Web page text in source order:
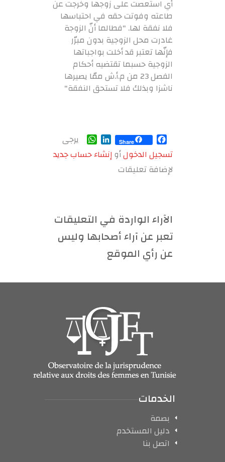
أي استعصت على زوجها وخرجت عن
طاعته وفوتت حقه في احتباسها
فلا نفقة لها. "فطالما أنّ الزوجة
غادرت محل الزوجية بدون مبرّر
فإنّها تعتبر قد أخلت بواجباتها
الزوجية حسبما تقتضيه أحكام
الفصل 23 من م.أ.ش ممّا يصيرها
ناشزا وبذلك فلا تستحق النفقة"
Facebook
Share
LinkedIn
WhatsApp
يرجى
تسجيل الدخولأوإنشاء حساب جديد
لإضافة تعليقات
الآراء الواردة في التعليقات
تعبر عن آراء أصحابها وليس
عن رأي الموقع
الخدمات
بصمة
دليل المستخدم
اتصل بنا